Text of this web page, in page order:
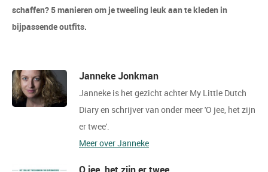
schaffen? 5 manieren om je tweeling leuk aan te kleden in
bijpassende outfits.
Janneke Jonkman
Janneke is het gezicht achter My Little Dutch
Diary en schrijver van onder meer 'O jee, het zijn
er twee'.
Meer over Janneke